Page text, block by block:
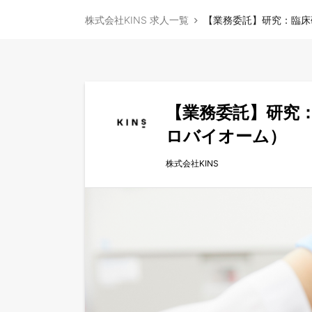
株式会社KINS 求人一覧 【業務委託】研究：臨
【業務委託】研
ロバイオーム）
株式会社KINS